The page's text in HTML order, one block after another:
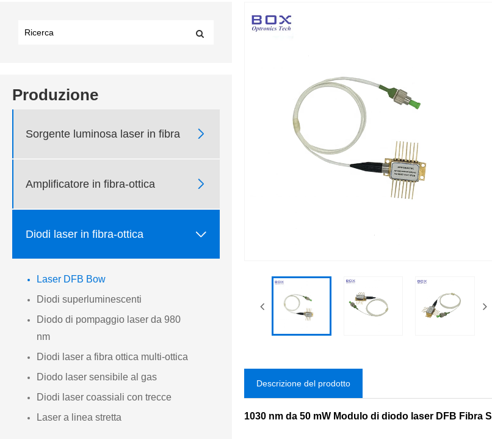
Produzione
Sorgente luminosa laser in fibra 
Amplificatore in fibra-ottica 
Diodi laser in fibra-ottica 
Laser DFB Bow
Diodi superluminescenti
Diodo di pompaggio laser da 980
nm
Diodi laser a fibra ottica multi-ottica
Diodo laser sensibile al gas
Diodi laser coassiali con trecce
Laser a linea stretta
Descrizione del prodotto
1030 nm da 50 mW Modulo di diodo laser DFB Fibra